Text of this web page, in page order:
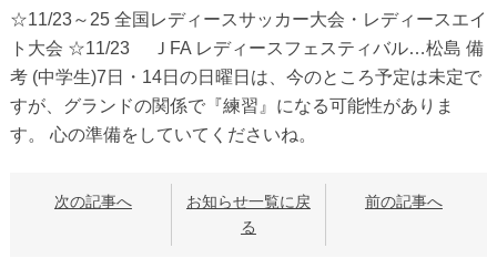
☆11/23～25 全国レディースサッカー大会・レディースエイ
ト大会 ☆11/23 ＪFA レディースフェスティバル…松島 備
考 (中学生)7日・14日の日曜日は、今のところ予定は未定で
すが、グランドの関係で『練習』になる可能性がありま
す。 心の準備をしていてくださいね。
次の記事へ
お知らせ一覧に戻
る
前の記事へ